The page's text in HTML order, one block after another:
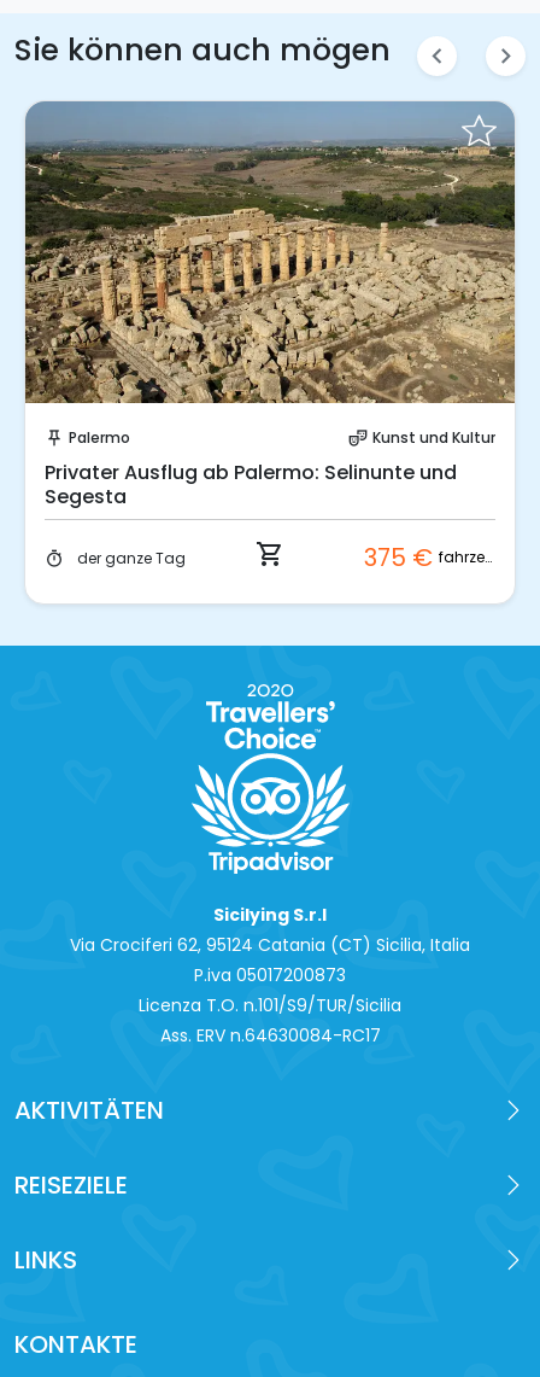
Sie können auch mögen chevron_left chevron_right
push_pin Palermo theater_comedy Kunst und Kultur
Privater Ausflug ab Palermo: Selinunte und
Segesta
timer der ganze Tag shopping_cart 375 € fahrzeug
Sicilying S.r.l
Via Crociferi 62, 95124 Catania (CT) Sicilia, Italia
P.iva 0‍5017200873
Licenza T.O. n.101/S9/TUR/Sicilia
Ass. ERV n.64630084-RC17
AKTIVITÄTEN
REISEZIELE
LINKS
KONTAKTE